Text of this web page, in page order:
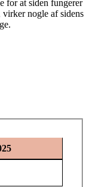
for at siden fungerer
nogle af sidens